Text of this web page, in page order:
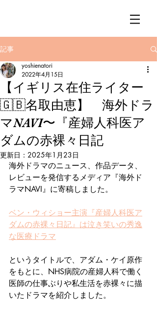
記事
【イギリス在住ライター
🇬🇧名取由恵】 海外ドラ
マNAVI〜『産婦人科医ア
ダムの赤裸々日記
yoshienatori
2022年4月15日
更新日： 2025年1月23日
海外ドラマのニュース、作品データ、
レビューを発信するメディア『海外ド
ラマNAVI』に寄稿しました。
ベン・ウィショー主演『産婦人科医ア
ダムの赤裸々日記』は泣き笑いの秀逸
な医療ドラマ
というタイトルで、アダム・ケイ原作
をもとに、NHS病院の産婦人科で働く
医師の仕事ぶりや私生活を赤裸々に描
いたドラマを紹介しました。